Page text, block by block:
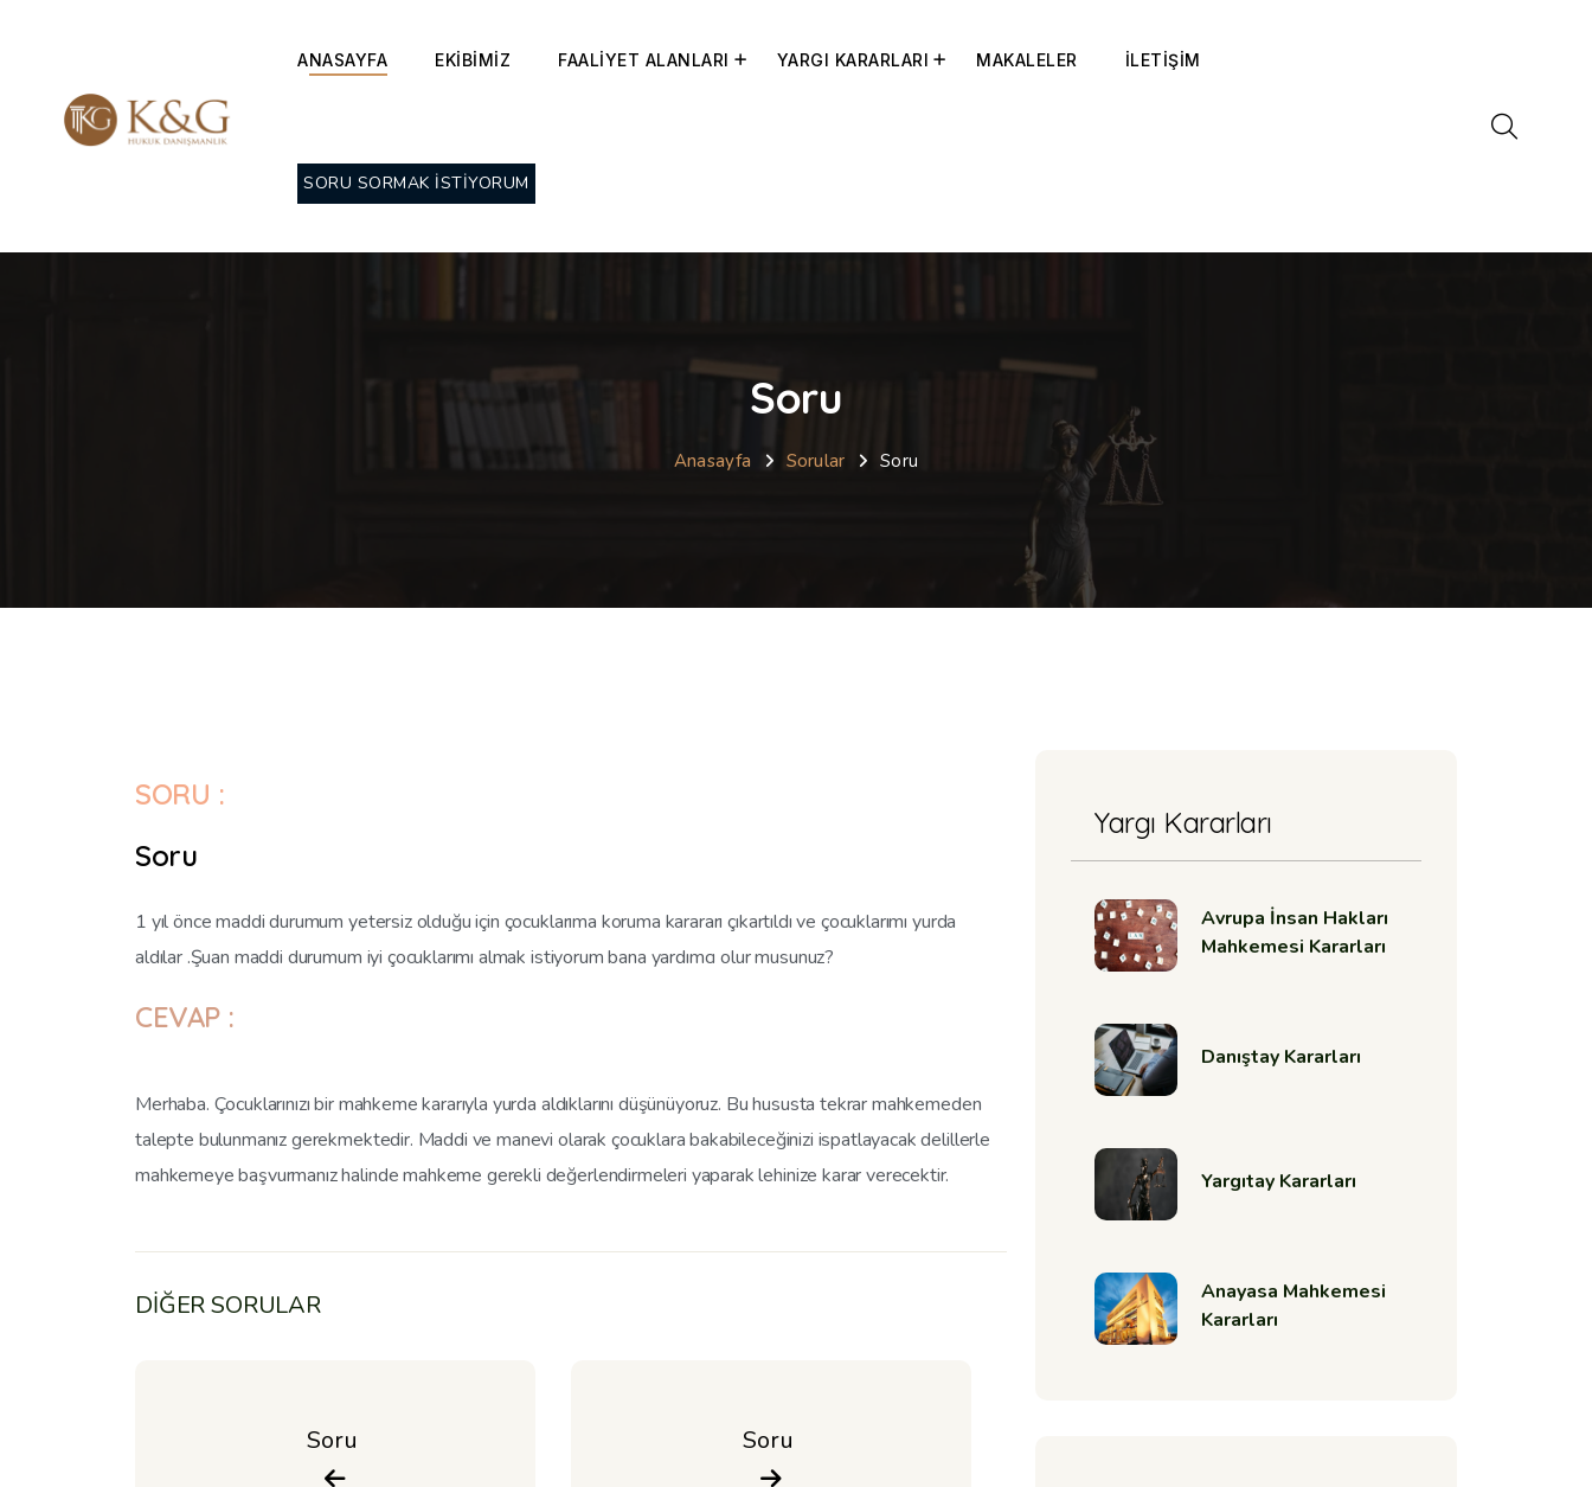
ANASAYFA EKİBİMİZ FAALİYET ALANLARI YARGI KARARLARI MAKALELER İLETİŞİM
SORU SORMAK İSTİYORUM
Soru
Anasayfa Sorular Soru
SORU :
Soru
1 yıl önce maddi durumum yetersiz olduğu için çocuklarıma koruma karararı çıkartıldı ve çocuklarımı yurda
aldılar .Şuan maddi durumum iyi çocuklarımı almak istiyorum bana yardımcı olur musunuz?
CEVAP :
Merhaba. Çocuklarınızı bir mahkeme kararıyla yurda aldıklarını düşünüyoruz. Bu hususta tekrar mahkemeden
talepte bulunmanız gerekmektedir. Maddi ve manevi olarak çocuklara bakabileceğinizi ispatlayacak delillerle
mahkemeye başvurmanız halinde mahkeme gerekli değerlendirmeleri yaparak lehinize karar verecektir.
DİĞER SORULAR
Soru Soru
Yargı Kararları
Avrupa İnsan Hakları
Mahkemesi Kararları
Danıştay Kararları
Yargıtay Kararları
Anayasa Mahkemesi
Kararları